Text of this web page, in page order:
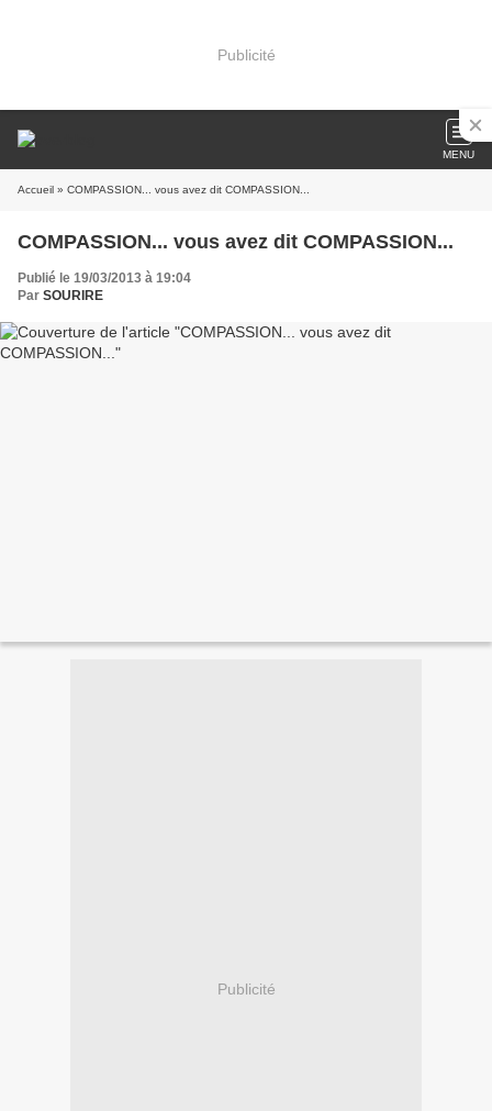
Publicité
MENU
Accueil » COMPASSION... vous avez dit COMPASSION...
COMPASSION... vous avez dit COMPASSION...
Publié le 19/03/2013 à 19:04
Par SOURIRE
Publicité